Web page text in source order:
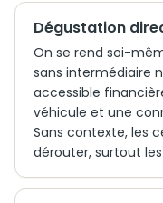
Dégustation
On se rend soi-
sans intermédiaire
accessible
véhicule et une
Sans contexte, les
dérouter, surtout